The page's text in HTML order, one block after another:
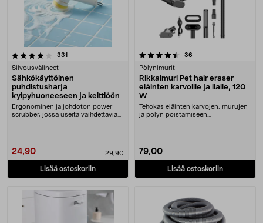
331
Siivousvälineet
Sähkökäyttöinen
puhdistusharja
kylpyhuoneeseen ja keittiöön
Ergonominen ja johdoton power
scrubber, jossa useita vaihdettavia
24,90 29,90
Lisää ostoskoriin
4.5 viidestä tähdestä 36
Pölynimurit
Rikkaimuri Pet hair eraser
eläinten karvoille ja lialle, 120
W
Tehokas eläinten karvojen, murujen
ja pölyn poistamiseen
79,00
Lisää ostoskoriin